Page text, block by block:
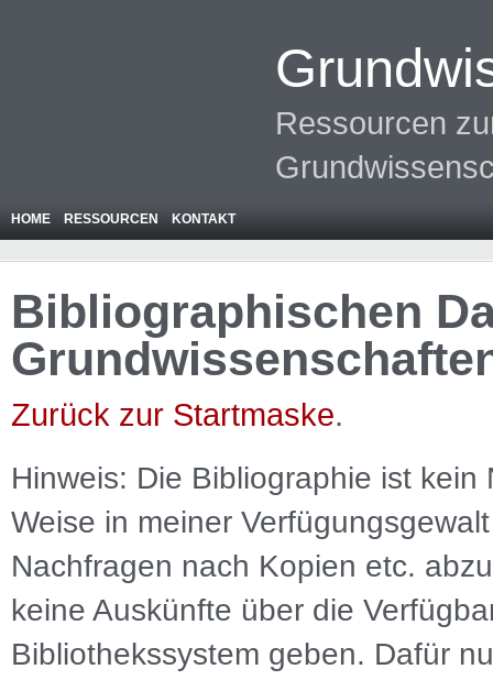
Ressourcen
HOME RESSOURCEN KONTAKT
Bibliographischen
Zurück zur Startmaske.
Hinweis: Die Bibliographie ist kein
Weise in meiner
Nachfragen nach Kopien etc.
keine Auskünfte über die
Bibliothekssystem geben. Dafür